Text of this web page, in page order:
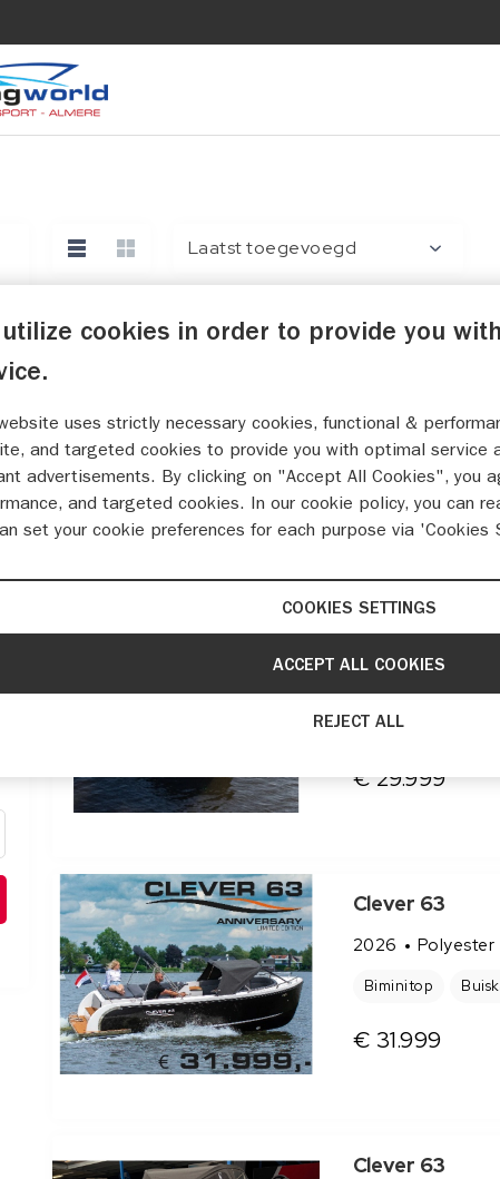
Laatst toegevoegd
2026 Polyester
Biminitop
€ 16.999
Lago Amore
€ 29.999
Clever 63
2026 Polyester
Biminitop
€ 31.999
Clever 63
cookies in order to provide you
uses strictly necessary cookies, functional &
and targeted cookies to provide you with optimal service
advertisements. By clicking on "Accept All Cookies", you
and targeted cookies. In our cookie policy, you can
set your cookie preferences for each purpose via 'Cookies
COOKIES SETTINGS
REJECT ALL
ACCEPT ALL COOKIES